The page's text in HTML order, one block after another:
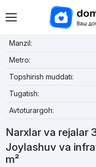
Manzil:
Metro:
Topshirish muddati:
Tugatish:
Avtoturargoh:
Narxlar va rejalar
Joylashuv va
m²